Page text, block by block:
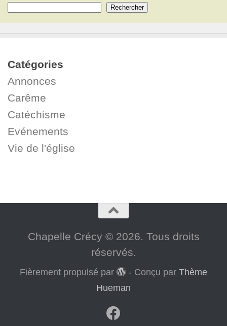
Rechercher
Catégories
Annonces
Carême
Catéchisme
Evénements
Vie de l'église
Chapelle Crécy © 2026. Tous droits
réservés.
Fièrement propulsé par - Conçu par Thème
Hueman